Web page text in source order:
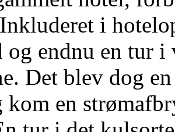
i
og endnu en tur
Det blev dog
kom en